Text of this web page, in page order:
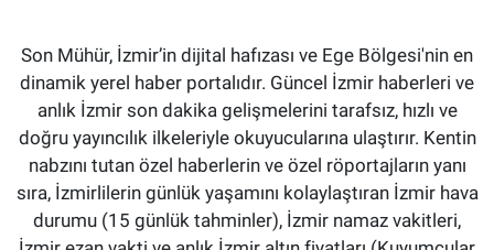
Son Mühür, İzmir’in dijital hafızası ve Ege Bölgesi'nin en
dinamik yerel haber portalıdır. Güncel İzmir haberleri ve
anlık İzmir son dakika gelişmelerini tarafsız, hızlı ve
doğru yayıncılık ilkeleriyle okuyucularına ulaştırır. Kentin
nabzını tutan özel haberlerin ve özel röportajların yanı
sıra, İzmirlilerin günlük yaşamını kolaylaştıran İzmir hava
durumu (15 günlük tahminler), İzmir namaz vakitleri,